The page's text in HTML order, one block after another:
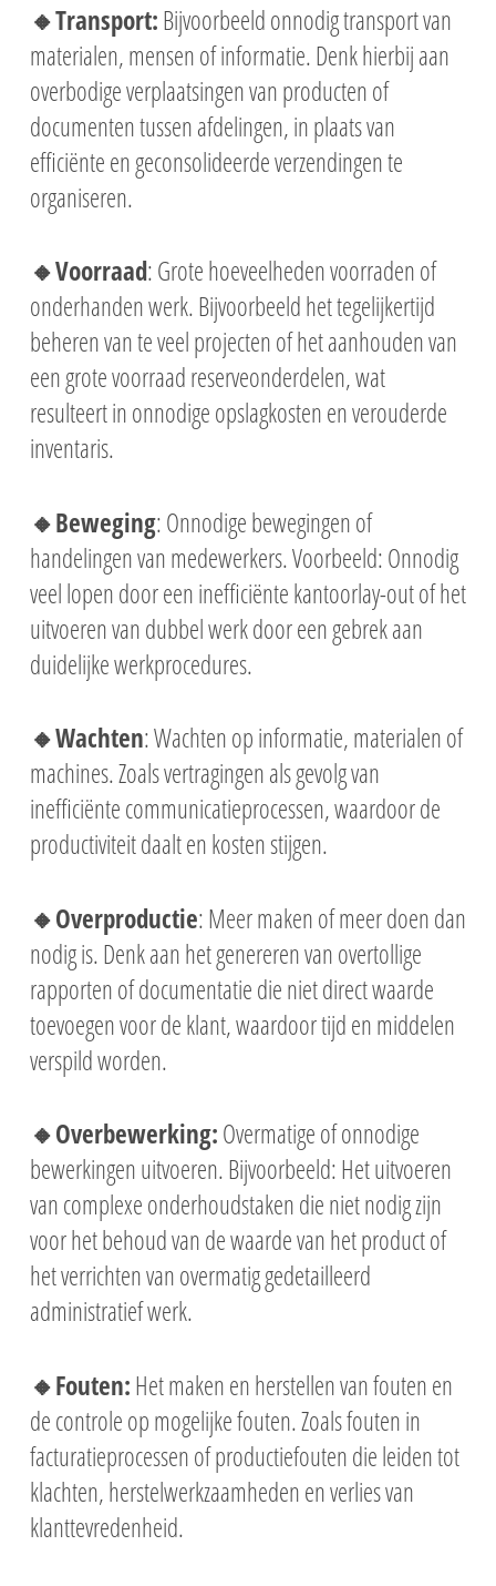
🔸Transport:Bijvoorbeeld onnodig transport van
materialen, mensen of informatie. Denk hierbij aan
overbodige verplaatsingen van producten of
documenten tussen afdelingen, in plaats van
efficiënte en geconsolideerde verzendingen te
organiseren.
🔸Voorraad: Grote hoeveelheden voorraden of
onderhanden werk. Bijvoorbeeld het tegelijkertijd
beheren van te veel projecten of het aanhouden van
een grote voorraad reserveonderdelen, wat
resulteert in onnodige opslagkosten en verouderde
inventaris.
🔸Beweging: Onnodige bewegingen of
handelingen van medewerkers. Voorbeeld: Onnodig
veel lopen door een inefficiënte kantoorlay-out of het
uitvoeren van dubbel werk door een gebrek aan
duidelijke werkprocedures.
🔸Wachten: Wachten op informatie, materialen of
machines. Zoals vertragingen als gevolg van
inefficiënte communicatieprocessen, waardoor de
productiviteit daalt en kosten stijgen.
🔸Overproductie: Meer maken of meer doen dan
nodig is. Denk aan het genereren van overtollige
rapporten of documentatie die niet direct waarde
toevoegen voor de klant, waardoor tijd en middelen
verspild worden.
🔸Overbewerking:Overmatige of onnodige
bewerkingen uitvoeren. Bijvoorbeeld: Het uitvoeren
van complexe onderhoudstaken die niet nodig zijn
voor het behoud van de waarde van het product of
het verrichten van overmatig gedetailleerd
administratief werk.
🔸Fouten:Het maken en herstellen van fouten en
de controle op mogelijke fouten. Zoals fouten in
facturatieprocessen of productiefouten die leiden tot
klachten, herstelwerkzaamheden en verlies van
klanttevredenheid.